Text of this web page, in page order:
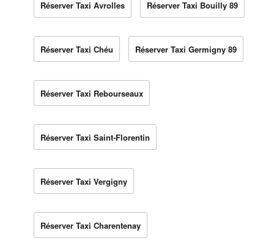
Réserver Taxi Avrolles Réserver Taxi Bouilly 89
Réserver Taxi Chéu Réserver Taxi Germigny 89
Réserver Taxi Rebourseaux
Réserver Taxi Saint-Florentin
Réserver Taxi Vergigny
Réserver Taxi Charentenay